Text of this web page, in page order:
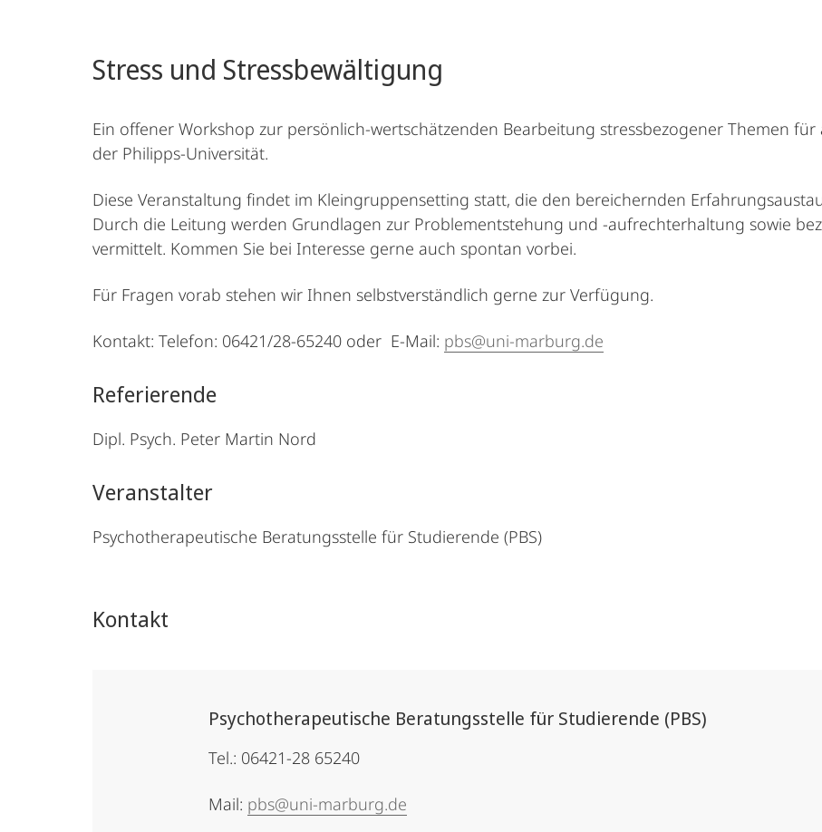
Stress und Stressbewältigung
Ein offener Workshop zur persönlich-wertschätzenden Bearbeitung stressbezogener Themen
der Philipps-Universität.
Diese Veranstaltung findet im Kleingruppensetting statt, die den bereichernden
Durch die Leitung werden Grundlagen zur Problementstehung und -aufrechterhaltung sowie
vermittelt. Kommen Sie bei Interesse gerne auch spontan vorbei.
Für Fragen vorab stehen wir Ihnen selbstverständlich gerne zur Verfügung.
Kontakt: Telefon: 06421/28-65240 oder E-Mail: pbs@uni-marburg.de
Referierende
Dipl. Psych. Peter Martin Nord
Veranstalter
Psychotherapeutische Beratungsstelle für Studierende (PBS)
Kontakt
Psychotherapeutische Beratungsstelle für Studierende (PBS)
Tel.: 06421-28 65240
Mail: pbs@uni-marburg.de